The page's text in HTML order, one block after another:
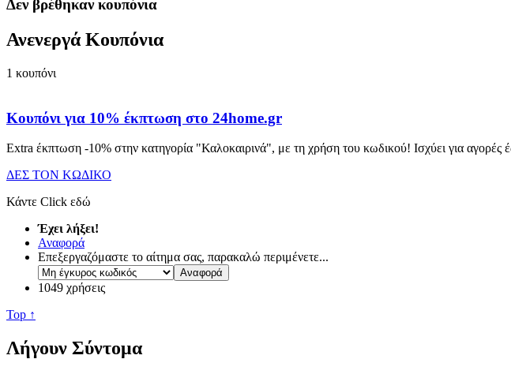
Δεν βρέθηκαν κουπόνια
Ανενεργά Κουπόνια
1 κουπόνι
Κουπόνι για 10% έκπτωση στο 24home.gr
Extra έκπτωση -10% στην κατηγορία "Καλοκαιρινά", με τη χρήση του κωδικού! Ισχύει για
ΔΕΣ ΤΟΝ ΚΩΔΙΚΟ
Κάντε Click εδώ
Έχει λήξει!
Αναφορά
Επεξεργαζόμαστε το αίτημα σας, παρακαλώ περιμένετε...
1049 χρήσεις
Top ↑
Λήγουν Σύντομα